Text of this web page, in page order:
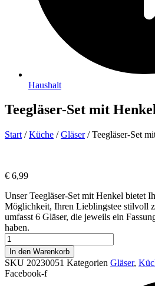
Haushalt
Teegläser-Set mit
Start /Küche /Gläser/ Teegläser-Set
€ 6,99
Unser Teegläser-Set mit Henkel bietet
Möglichkeit, Ihren Lieblingstee stilvoll
umfasst 6 Gläser, die jeweils ein
haben.
Teegläser-
Set
mit
Henkel
6
In den Warenkorb
SKU 20230051 Kategorien Gläser,
Facebook-f